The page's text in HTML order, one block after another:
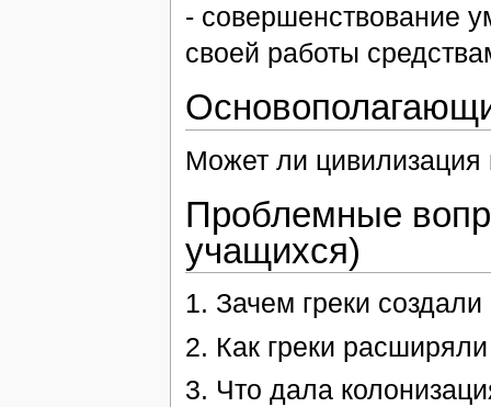
- совершенствование
своей работы
Может ли цивилизация
Проблемные
учащихся)
1. Зачем греки
2. Как греки
3. Что дала